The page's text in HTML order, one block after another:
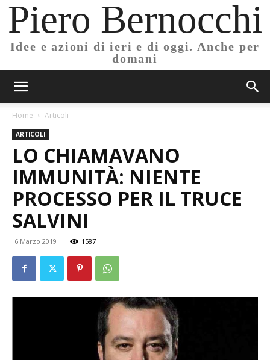
Piero Bernocchi
Idee e azioni di ieri e di oggi. Anche per
domani
Home Articoli
ARTICOLI
LO CHIAMAVANO
IMMUNITÀ: NIENTE
PROCESSO PER IL TRUCE
SALVINI
6 Marzo 2019 1587